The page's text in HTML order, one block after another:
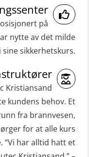
med E-læring
kombinasjon
inkl.
med HABD,
(GMDSS)
over bord
over bord
på
nytte av det milde
sine sikkerhetskurs.
Kristiansand
kundens behov. Et
fra brannvesen,
for at alle kurs
“Vi har alltid hatt et